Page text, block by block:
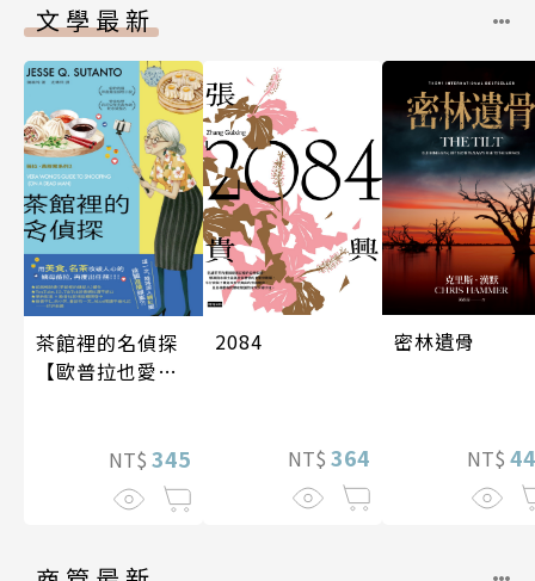
文學最新
茶館裡的名偵探
【歐普拉也愛！
《茶館裡的嫌疑
人》續作】
NT$ 345
2084
NT$ 364
密林遺骨
NT$